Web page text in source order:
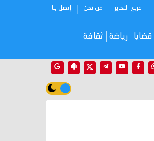
فريق التحرير من نحن إتصل بنا
قضايا رياضة ثقافة